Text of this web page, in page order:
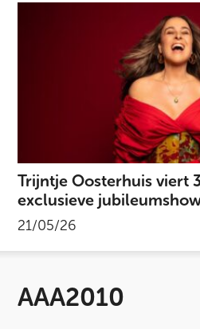
Trijntje Oosterhuis viert
exclusieve
21/05/26
AAA2010